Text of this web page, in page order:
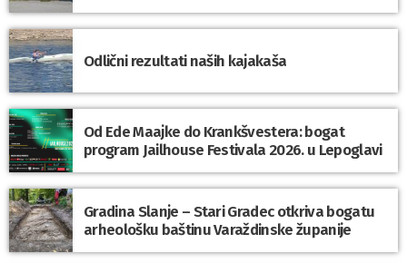
Odlični rezultati naših kajakaša
Od Ede Maajke do Krankšvestera: bogat
program Jailhouse Festivala 2026. u Lepoglavi
Gradina Slanje – Stari Gradec otkriva bogatu
arheološku baštinu Varaždinske županije